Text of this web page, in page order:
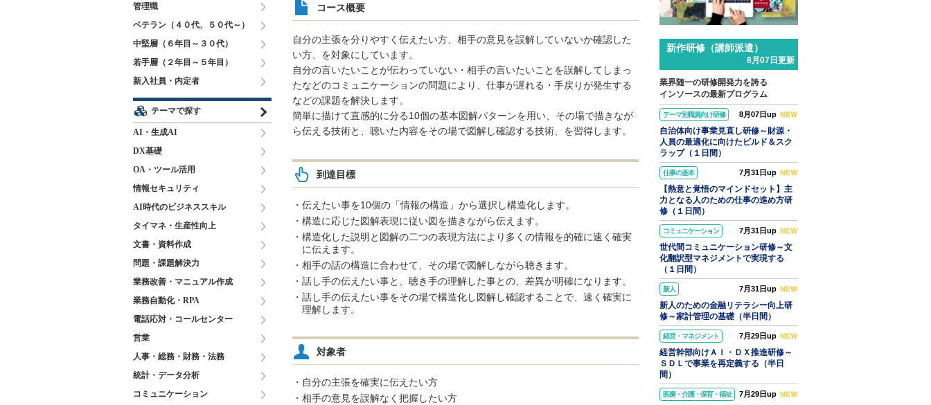
コース概要
自分の主張を分りやすく伝えたい方、相手の意見を誤解していないか確認した
い方、を対象にしています。
自分の言いたいことが伝わっていない・相手の言いたいことを誤解してしまっ
たなどのコミュニケーションの問題により、仕事が遅れる・手戻りが発生する
などの課題を解決します。
簡単に描けて直感的に分る10個の基本図解パターンを用い、その場で描きなが
ら伝える技術と、聴いた内容をその場で図解し確認する技術、を習得します。
到達目標
・伝えたい事を10個の「情報の構造」から選択し構造化します。
・構造に応じた図解表現に従い図を描きながら伝えます。
・構造化した説明と図解の二つの表現方法により多くの情報を的確に速く確実
に伝えます。
・相手の話の構造に合わせて、その場で図解しながら聴きます。
・話し手の伝えたい事と、聴き手の理解した事との、差異が明確になります。
・話し手の伝えたい事をその場で構造化し図解し確認することで、速く確実に
理解します。
対象者
・自分の主張を確実に伝えたい方
・相手の意見を誤解なく把握したい方
管理職
ベテラン（４０代、５０代～）
中堅層（６年目～３０代）
若手層（２年目～５年目）
新入社員・内定者
テーマで探す
AI・生成AI
DX基礎
OA・ツール活用
情報セキュリティ
AI時代のビジネススキル
タイマネ・生産性向上
文書・資料作成
問題・課題解決力
業務改善・マニュアル作成
業務自動化・RPA
電話応対・コールセンター
営業
人事・総務・財務・法務
統計・データ分析
コミュニケーション
新作研修（講師派遣）
8月07日更新
業界随一の研修開発力を誇る
インソースの最新プログラム
テーマ別職員向け研修 8月07日up
自治体向け事業見直し研修～財源・
人員の最適化に向けたビルド＆スク
ラップ（１日間）
仕事の基本 7月31日up
【熱意と覚悟のマインドセット】主
力となる人のための仕事の進め方研
修（１日間）
コミュニケーション 7月31日up
世代間コミュニケーション研修～文
化翻訳型マネジメントで実現する
（１日間）
新人 7月31日up
新人のための金融リテラシー向上研
修～家計管理の基礎（半日間）
経営・マネジメント 7月29日up
経営幹部向けＡＩ・ＤＸ推進研修～
ＳＤＬで事業を再定義する（半日
間）
医療・介護・保育・福祉 7月29日up